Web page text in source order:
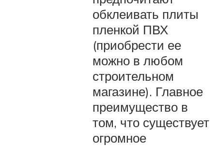
обклеивать плиты
пленкой ПВХ
(приобрести ее
можно в любом
строительном
магазине). Главное
преимущество в
том, что существует
огромное